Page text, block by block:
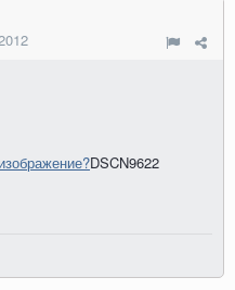
DSCN9622